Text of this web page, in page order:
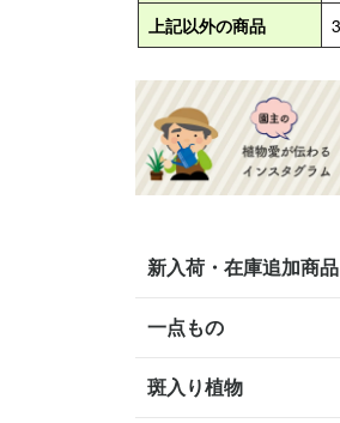
新入荷・在庫追加商品
一点もの
斑入り植物